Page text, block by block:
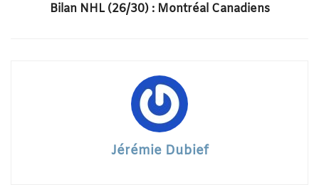
Bilan NHL (26/30) : Montréal Canadiens
Jérémie Dubief